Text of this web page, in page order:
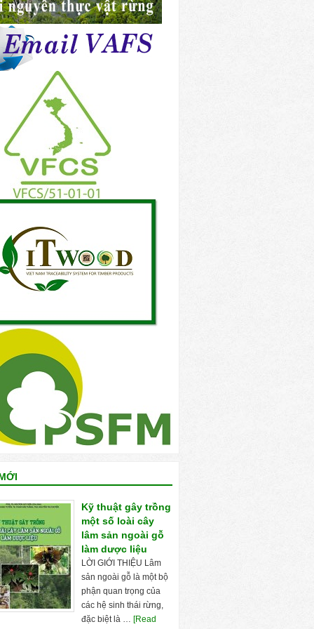
Kỹ thuật gây trồng
một số loài cây
lâm sản ngoài gỗ
làm dược liệu
LỜI GIỚI THIỆU Lâm
sản ngoài gỗ là một bộ
phận quan trọng của
các hệ sinh thái rừng,
đặc biệt là … [Read